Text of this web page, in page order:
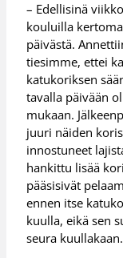
– Edellisinä
kouluilla
päivästä.
tiesimme, ettei
katukoriksen
tavalla päivään
mukaan.
juuri näiden
innostuneet
hankittu lisää
pääsisivät
ennen itse
kuulla, eikä sen
seura kuullakaan.